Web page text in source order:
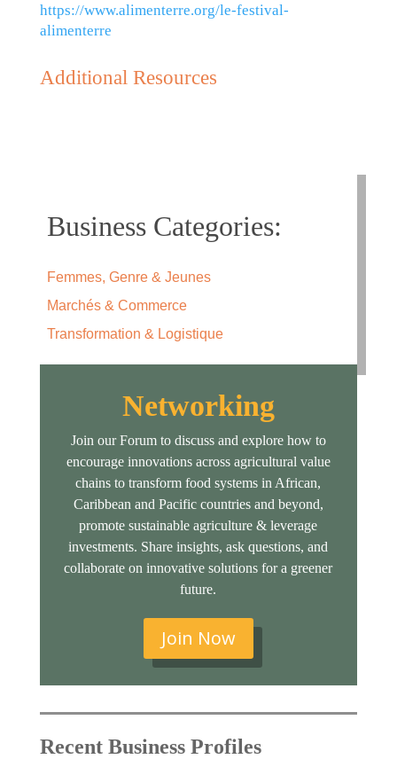
https://www.alimenterre.org/le-festival-
alimenterre
Additional Resources
Business Categories:
Femmes, Genre & Jeunes
Marchés & Commerce
Transformation & Logistique
Networking
Join our Forum to discuss and explore how to
encourage innovations across agricultural value
chains to transform food systems in African,
Caribbean and Pacific countries and beyond,
promote sustainable agriculture & leverage
investments. Share insights, ask questions, and
collaborate on innovative solutions for a greener
future.
Join Now
Recent Business Profiles